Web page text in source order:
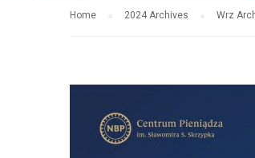
Home 2024 Archives Wrz